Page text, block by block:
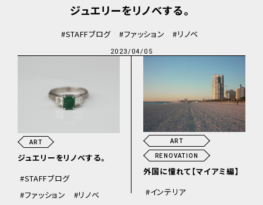
ジュエリーをリノベする。
STAFFブログ ファッション リノベ
2023/04/05
ART
ジュエリーをリノベする。
STAFFブログ
ファッション
リノベ
ART
RENOVATION
外国に憧れて【マイアミ編】
インテリア